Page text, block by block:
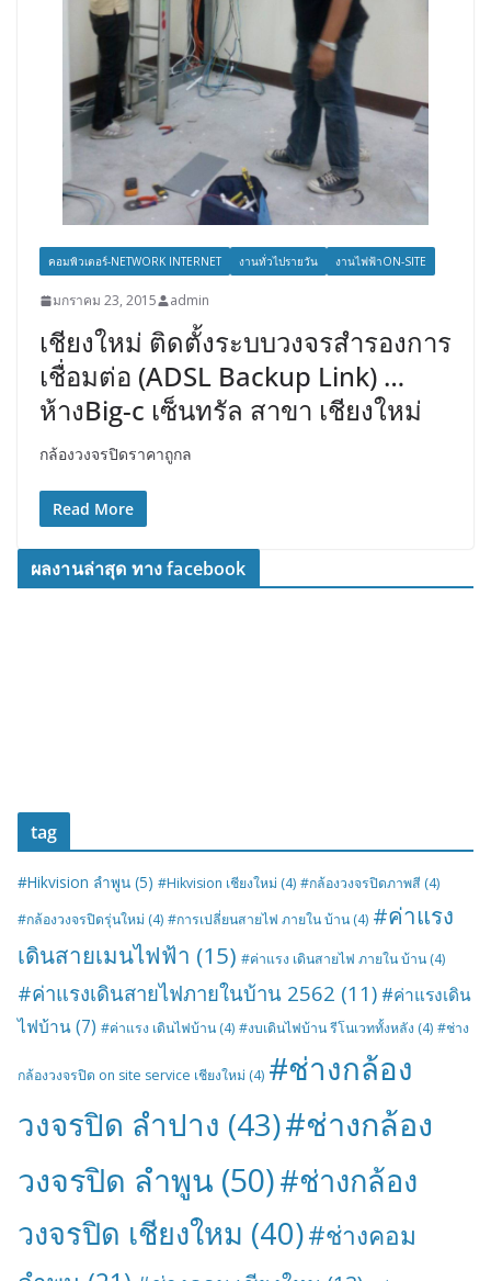
คอมพิวเตอร์-NETWORK INTERNET งานทั่วไปรายวัน งานไฟฟ้าON-SITE
มกราคม 23, 2015 admin
เชียงใหม่ ติดตั้งระบบวงจรสำรองการ
เชื่อมต่อ (ADSL Backup Link) …
ห้างBig-c เซ็นทรัล สาขา เชียงใหม่
กล้องวงจรปิดราคาถูกล
Read More
ผลงานล่าสุด ทาง facebook
tag
#Hikvision ลำพูน (5) #Hikvision เชียงใหม่ (4) #กล้องวงจรปิดภาพสี (4)
#กล้องวงจรปิดรุ่นใหม่ (4) #การเปลี่ยนสายไฟ ภายใน บ้าน (4) #ค่าแรง
เดินสายเมนไฟฟ้า (15) #ค่าแรง เดินสายไฟ ภายใน บ้าน (4)
#ค่าแรงเดินสายไฟภายในบ้าน 2562 (11) #ค่าแรงเดิน
ไฟบ้าน(7) #ค่าแรง เดินไฟบ้าน (4) #งบเดินไฟบ้าน รีโนเวททั้งหลัง (4) #ช่าง
กล้องวงจรปิด on site service เชียงใหม่ (4) #ช่างกล้อง
วงจรปิด ลำปาง (43)#ช่างกล้อง
วงจรปิด ลำพูน (50)#ช่างกล้อง
วงจรปิด เชียงใหม (40)#ช่างคอม